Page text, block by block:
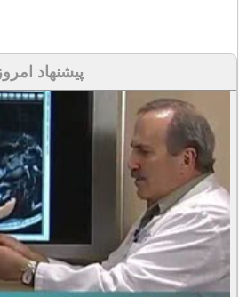
پیشنهاد امروز